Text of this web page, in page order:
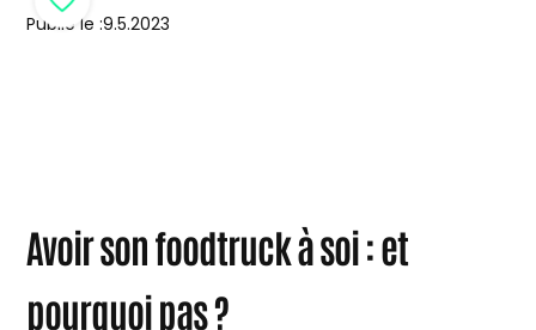
Publié le :9.5.2023
Avoir son foodtruck à soi : et
pourquoi pas ?